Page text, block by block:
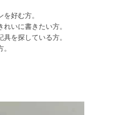
好む方。
れいに書きたい方。
具を探している方。